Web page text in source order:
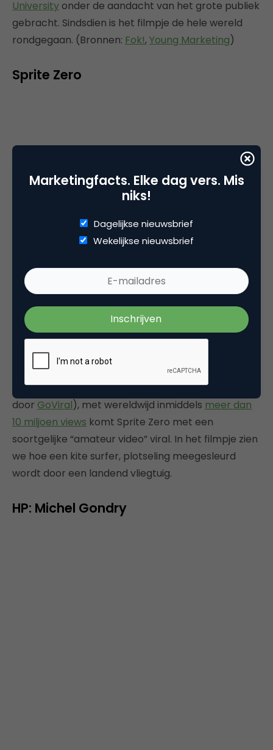
University onder de aandacht van het grote publiek
gebracht. Sindsdien is het filmpje de hele wereld
rondgegaan. (Bronnen: Fok!,Young Marketing)
Sprite Zero
Na de zeer succesvolle en explosieveQuiksilver viral
(ontwikkeld doorSaatchi Denemarkenen geseed
door GoViral), met wereldwijd inmiddels meer dan
10 miljoen views komt Sprite Zero met een
soortgelijke “amateur video” viral. In het filmpje zien
we hoe een kite surfer, plotseling meegesleurd
wordt door een landend vliegtuig.
HP: Michel Gondry
Marketingfacts. Elke dag vers. Mis
niks!
Dagelijkse nieuwsbrief
Wekelijkse nieuwsbrief